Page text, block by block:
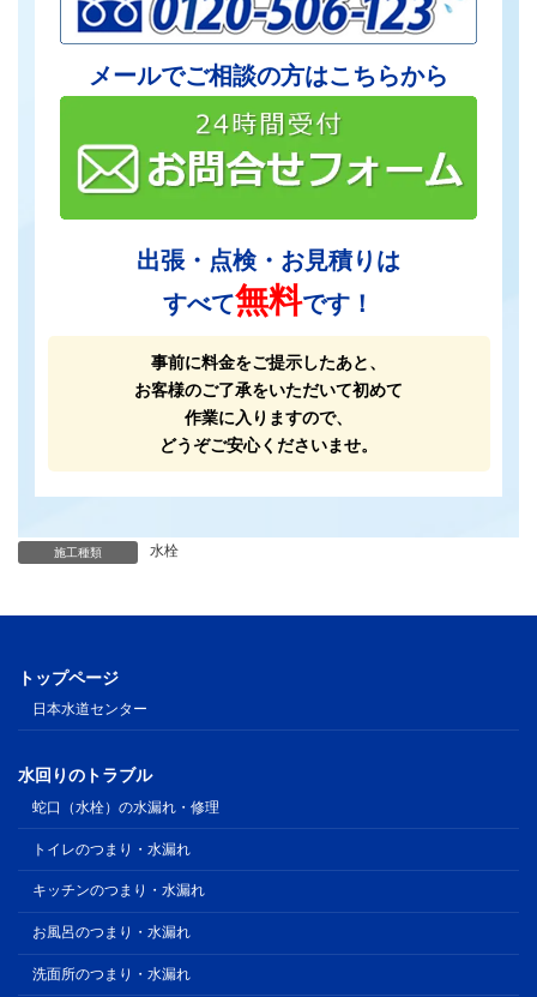
メールでご相談の方はこちらから
出張・点検・お見積りは
すべて無料です！
事前に料金をご提示したあと、
お客様のご了承をいただいて初めて
作業に入りますので、
どうぞご安心くださいませ。
施工種類 水栓
トップページ
日本水道センター
水回りのトラブル
蛇口（水栓）の水漏れ・修理
トイレのつまり・水漏れ
キッチンのつまり・水漏れ
お風呂のつまり・水漏れ
洗面所のつまり・水漏れ